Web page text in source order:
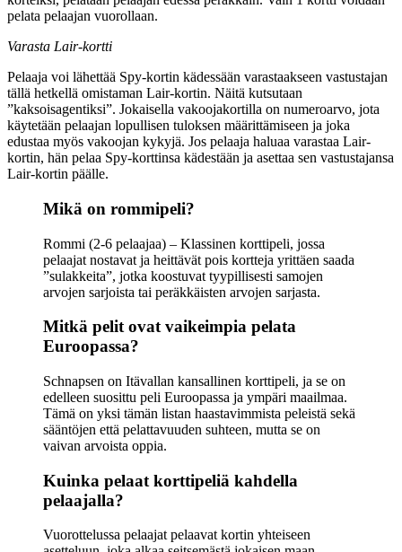
pelata pelaajan vuorollaan.
Varasta Lair-kortti
Pelaaja voi lähettää Spy-kortin kädessään varastaakseen vastustajan
tällä hetkellä omistaman Lair-kortin. Näitä kutsutaan
”kaksoisagentiksi”. Jokaisella vakoojakortilla on numeroarvo, jota
käytetään pelaajan lopullisen tuloksen määrittämiseen ja joka
edustaa myös vakoojan kykyjä. Jos pelaaja haluaa varastaa Lair-
kortin, hän pelaa Spy-korttinsa kädestään ja asettaa sen vastustajansa
Lair-kortin päälle.
Mikä on rommipeli?
Rommi (2-6 pelaajaa) – Klassinen korttipeli, jossa
pelaajat nostavat ja heittävät pois kortteja yrittäen saada
”sulakkeita”, jotka koostuvat tyypillisesti samojen
arvojen sarjoista tai peräkkäisten arvojen sarjasta.
Mitkä pelit ovat vaikeimpia pelata
Euroopassa?
Schnapsen on Itävallan kansallinen korttipeli, ja se on
edelleen suosittu peli Euroopassa ja ympäri maailmaa.
Tämä on yksi tämän listan haastavimmista peleistä sekä
sääntöjen että pelattavuuden suhteen, mutta se on
vaivan arvoista oppia.
Kuinka pelaat korttipeliä kahdella
pelaajalla?
Vuorottelussa pelaajat pelaavat kortin yhteiseen